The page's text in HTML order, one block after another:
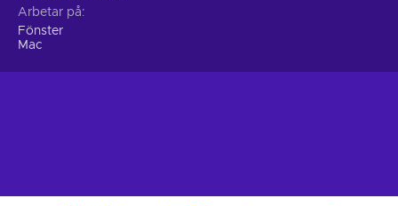
Arbetar på
Fönster
Mac